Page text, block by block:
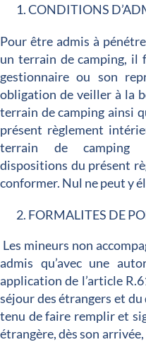
CONDITIONS
Pour être admis à
un terrain de camping, il
gestionnaire ou son
obligation de veiller à la
terrain de camping ainsi
présent règlement
terrain de camping
dispositions du présent
conformer. Nul ne peut y
FORMALITES DE
Les mineurs non
admis qu’avec une
application de l’article
séjour des étrangers et
tenu de faire remplir et
étrangère, dès son